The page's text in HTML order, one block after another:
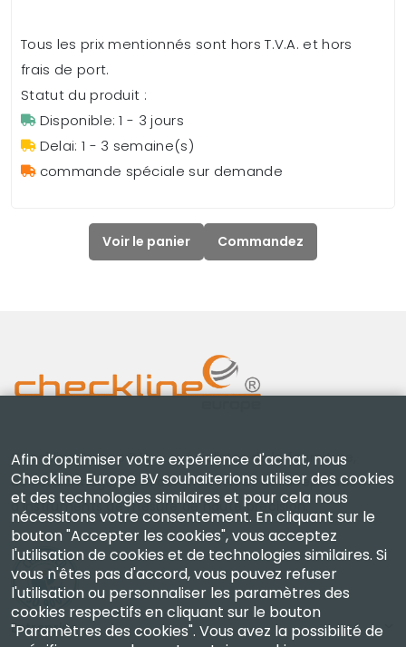
Tous les prix mentionnés sont hors T.V.A. et hors
frais de port.
Statut du produit :
Disponible: 1 - 3 jours
Delai: 1 - 3 semaine(s)
commande spéciale sur demande
Voir le panier Commandez
Checkline Europe B.V. — spécialistes de la fourniture,
de l'étalonnage, de la certification et de la réparation
d'instruments de mesure de haute précision.
Entreprise
Afin d’optimiser votre expérience d'achat, nous
Checkline Europe BV souhaiterions utiliser des cookies
et des technologies similaires et pour cela nous
nécessitons votre consentement. En cliquant sur le
bouton "Accepter les cookies", vous acceptez
l'utilisation de cookies et de technologies similaires. Si
vous n'êtes pas d'accord, vous pouvez refuser
l'utilisation ou personnaliser les paramètres des
cookies respectifs en cliquant sur le bouton
"Paramètres des cookies". Vous avez la possibilité de